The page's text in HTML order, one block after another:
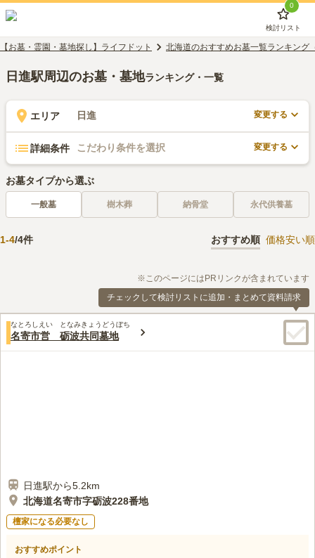
0
検討リスト
【お墓・霊園・墓地探し】ライフドット 北海道のおすすめお墓一覧ランキング
日進駅周辺のお墓・墓地ランキング・一覧
エリア 日進 変更する
詳細条件 こだわり条件を選択 変更する
お墓タイプから選ぶ
一般墓 樹木葬 納骨堂 永代供養墓
1-4/4件 おすすめ順 価格安い順
※このページにはPRリンクが含まれています
チェックして検討リストに追加・まとめて資料請求
なとろしえい となみきょうどうぼち
名寄市営 砺波共同墓地
日進駅から5.2km
北海道名寄市字砺波228番地
檀家になる必要なし
おすすめポイント